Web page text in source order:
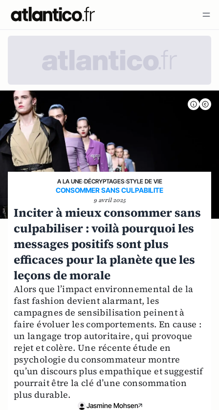
A LA UNE›DÉCRYPTAGES›STYLE DE VIE
CONSOMMER SANS CULPABILITE
9 avril 2025
Inciter à mieux consommer sans
culpabiliser : voilà pourquoi les
messages positifs sont plus
efficaces pour la planète que les
leçons de morale
Alors que l’impact environnemental de la
fast fashion devient alarmant, les
campagnes de sensibilisation peinent à
faire évoluer les comportements. En cause :
un langage trop autoritaire, qui provoque
rejet et colère. Une récente étude en
psychologie du consommateur montre
qu’un discours plus empathique et suggestif
pourrait être la clé d’une consommation
plus durable.
Jasmine Mohsen